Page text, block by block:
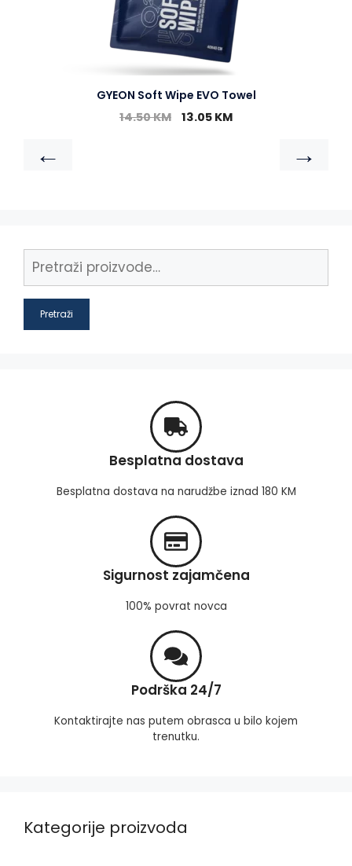
GYEON Soft Wipe EVO Towel
14.50KM 13.05 KM
← →
Pretraži
Besplatna dostava
Besplatna dostava na narudžbe iznad 180 KM
Sigurnost zajamčena
100% povrat novca
Podrška 24/7
Kontaktirajte nas putem obrasca u bilo kojem
trenutku.
Kategorije proizvoda